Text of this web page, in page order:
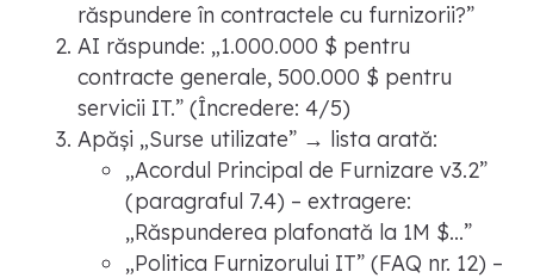
răspundere în contractele cu furnizorii?”
AI răspunde: „1.000.000 $ pentru
contracte generale, 500.000 $ pentru
servicii IT.” (Încredere: 4/5)
Apăși „Surse utilizate” → lista arată:
„Acordul Principal de Furnizare v3.2”
(paragraful 7.4) – extragere:
„Răspunderea plafonată la 1M $…”
„Politica Furnizorului IT” (FAQ nr. 12) –